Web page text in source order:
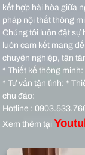
kết hợp hài hòa giữa
pháp nội thất thông
Chúng tôi luôn đặt sự
luôn cam kết mang
chuyên nghiệp, tận
* Thiết kế thông
* Tư vấn tận tình: *
chu đáo:
Hotline :
Xem thêm tại